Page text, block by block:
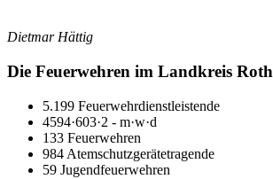
Dietmar Hättig
Die Feuerwehren im Landkreis Roth
5.199 Feuerwehrdienstleistende
4594·603·2 - m·w·d
133 Feuerwehren
984 Atemschutzgerätetragende
59 Jugendfeuerwehren